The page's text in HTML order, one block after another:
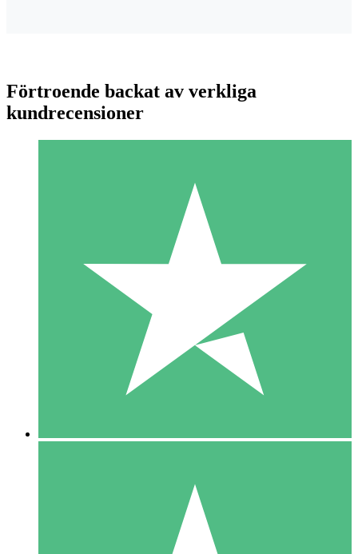
Individuella Kreditpaket
Betala per användning med nedladdningskrediter. Inget
1 Nedladdningar
10 00
10 Nedladdningar
20 00
Förtroende backat av verkliga
kundrecensioner